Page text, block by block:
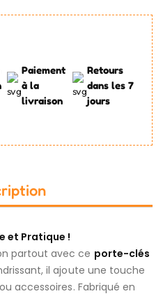
Paiement
à la
livraison
Retours
dans les 7
jours
et Pratique !
partout avec ce porte-clés
il ajoute une touche
accessoires. Fabriqué en